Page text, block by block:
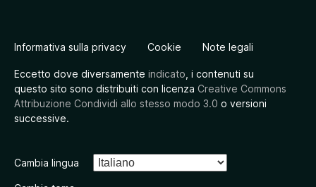
Informativa sulla privacy Cookie Note legali
Eccetto dove diversamente indicato , i contenuti su
questo sito sono distribuiti con licenza Creative Commons
Attribuzione Condividi allo stesso modo 3.0 o versioni
successive.
Cambia lingua